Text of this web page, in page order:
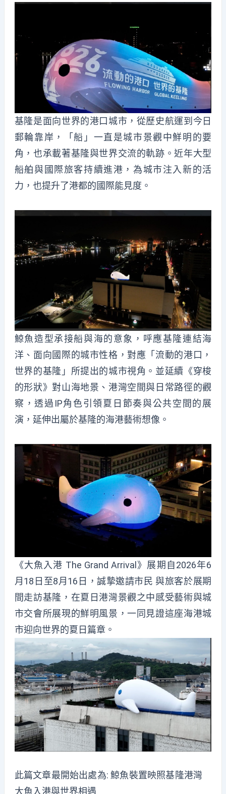
基隆是面向世界的港口城市，從歷史航運到今日
郵輪靠岸，「船」一直是城市景觀中鮮明的要
角，也承載著基隆與世界交流的軌跡。近年大型
船舶與國際旅客持續進港，為城市注入新的活
力，也提升了港都的國際能見度。
鯨魚造型承接船與海的意象，呼應基隆連結海
洋、面向國際的城市性格，對應「流動的港口，
世界的基隆」所提出的城市視角。並延續《穿梭
的形狀》對山海地景、港灣空間與日常路徑的觀
察，透過IP角色引領夏日節奏與公共空間的展
演，延伸出屬於基隆的海港藝術想像。
《大魚入港 The Grand Arrival》展期自2026年6
月18日至8月16日，誠摯邀請市民 與旅客於展期
間走訪基隆，在夏日港灣景觀之中感受藝術與城
市交會所展現的鮮明風景，一同見證這座海港城
市迎向世界的夏日篇章。
此篇文章最開始出處為:鯨魚裝置映照基隆港灣
大魚入港與世界相遇